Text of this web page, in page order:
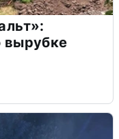
вырубке